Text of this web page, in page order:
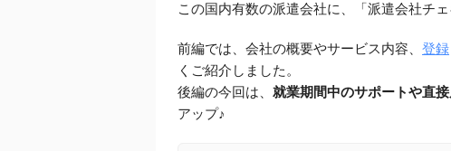
この国内有数の派遣会社に、「派遣会社チ
前編では、会社の概要やサービス内容、 登録
くご紹介しました。
後編の今回は、 就業期間中のサポートや直
アップ♪